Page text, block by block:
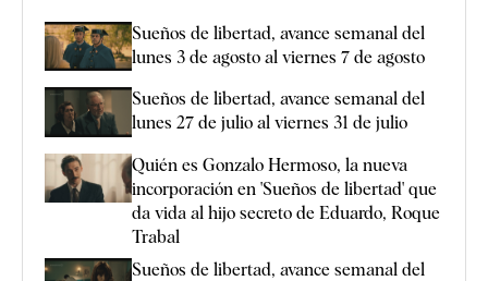
Sueños de libertad, avance semanal del
lunes 3 de agosto al viernes 7 de agosto
Sueños de libertad, avance semanal del
lunes 27 de julio al viernes 31 de julio
Quién es Gonzalo Hermoso, la nueva
incorporación en 'Sueños de libertad' que
da vida al hijo secreto de Eduardo, Roque
Trabal
Sueños de libertad, avance semanal del